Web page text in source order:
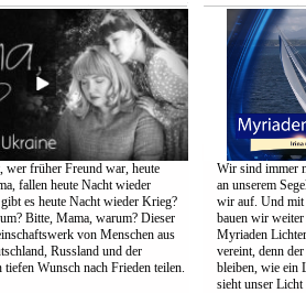
wer früher Freund war, heute
fallen heute Nacht wieder
es heute Nacht wieder Krieg?
Bitte, Mama, warum? Dieser
von Menschen aus
Russland und der
Wunsch nach Frieden teilen.
Wir sind immer
an unserem
wir auf. Und mit
bauen wir
Myriaden
vereint, denn
bleiben, wie ein
sieht unser